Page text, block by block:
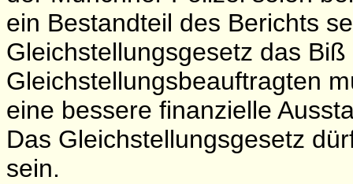
ein Bestandteil des Berichts
Gleichstellungsgesetz das
Gleichstellungsbeauftragten
eine bessere finanzielle
Das Gleichstellungsgesetz
sein.